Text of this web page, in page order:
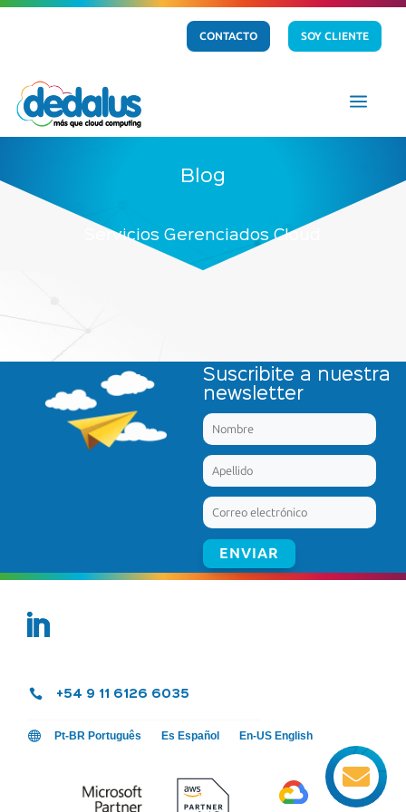
CONTACTO SOY CLIENTE
a
Blog
Servicios Gerenciados Cloud
Suscribite a nuestra
newsletter

 +54 9 11 6126 6035
 Pt-BR Português Es Español En-US English